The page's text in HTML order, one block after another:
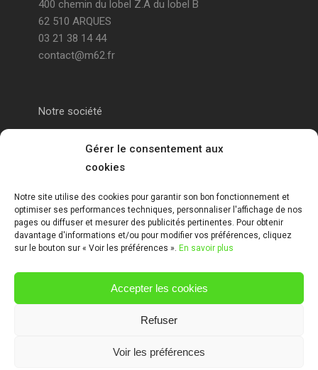
Gérer le consentement aux
cookies
Notre site utilise des cookies pour garantir son bon fonctionnement et
optimiser ses performances techniques, personnaliser l'affichage de nos
pages ou diffuser et mesurer des publicités pertinentes. Pour obtenir
davantage d'informations et/ou pour modifier vos préférences, cliquez
sur le bouton sur « Voir les préférences ». En savoir plus
Accepter les cookies
Refuser
Voir les préférences
400 chemin du lobel Z.A du lobel B
62 510 ARQUES
03 21 38 14 44
contact@m62.fr
Notre société
Portail alu Saint-Omer
Clôture 62
Garde-corps pas de calais
Mentions Légales